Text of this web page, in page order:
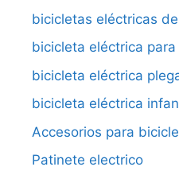
bicicletas eléctricas
bicicleta eléctrica para
bicicleta eléctrica
bicicleta eléctrica
Accesorios para
Patinete electrico